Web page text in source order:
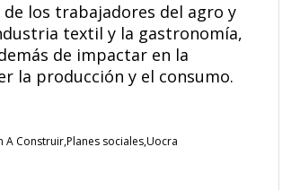
los trabajadores del agro y
textil y la gastronomía,
de impactar en la
la producción y el consumo.
A ConstruirPlanes socialesUocra